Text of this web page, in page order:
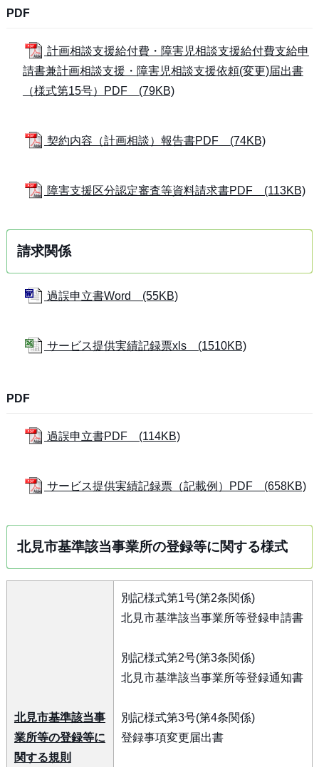
PDF
計画相談支援給付費・障害児相談支援給付費支給申
請書兼計画相談支援・障害児相談支援依頼(変更)届出書
（様式第15号）PDF (79KB)
契約内容（計画相談）報告書PDF (74KB)
障害支援区分認定審査等資料請求書PDF (113KB)
請求関係
過誤申立書Word (55KB)
サービス提供実績記録票xls (1510KB)
PDF
過誤申立書PDF (114KB)
サービス提供実績記録票（記載例）PDF (658KB)
北見市基準該当事業所の登録等に関する様式
北見市基準該当事
業所等の登録等に
関する規則
別記様式第1号(第2条関係)
北見市基準該当事業所等登録申請書
別記様式第2号(第3条関係)
北見市基準該当事業所等登録通知書
別記様式第3号(第4条関係)
登録事項変更届出書